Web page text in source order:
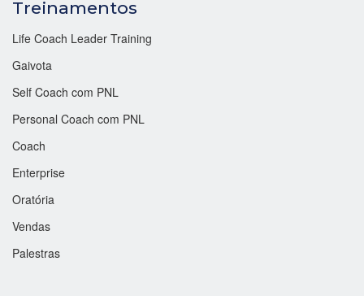
Treinamentos
Life Coach Leader Training
Gaivota
Self Coach com PNL
Personal Coach com PNL
Coach
Enterprise
Oratória
Vendas
Palestras